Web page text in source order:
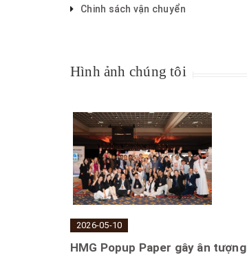
Chinh sách vận chuyển
Hình ảnh chúng tôi
2026-05-10
HMG Popup Paper gây ân tượng